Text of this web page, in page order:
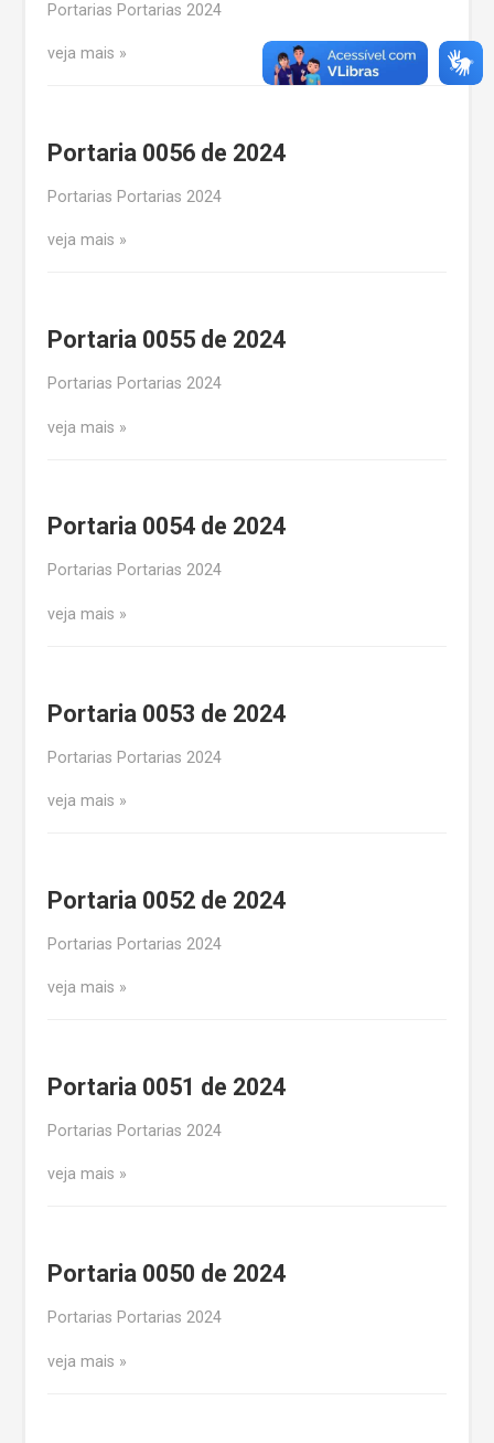
Portarias Portarias 2024
veja mais
Portaria 0056 de 2024
Portarias Portarias 2024
veja mais
Portaria 0055 de 2024
Portarias Portarias 2024
veja mais
Portaria 0054 de 2024
Portarias Portarias 2024
veja mais
Portaria 0053 de 2024
Portarias Portarias 2024
veja mais
Portaria 0052 de 2024
Portarias Portarias 2024
veja mais
Portaria 0051 de 2024
Portarias Portarias 2024
veja mais
Portaria 0050 de 2024
Portarias Portarias 2024
veja mais